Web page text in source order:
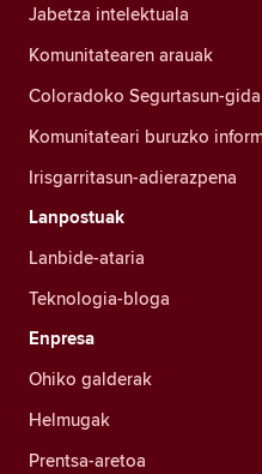
Jabetza intelektuala
Komunitatearen arauak
Coloradoko Segurtasun-
Komunitateari buruzko
Irisgarritasun-adierazpena
Lanpostuak
Lanbide-ataria
Teknologia-bloga
Enpresa
Ohiko galderak
Helmugak
Prentsa-aretoa